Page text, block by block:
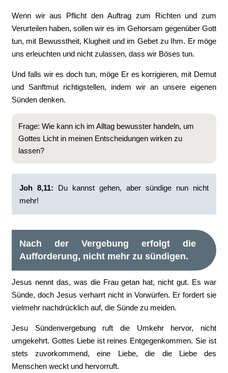
Wenn wir aus Pflicht den Auftrag zum Richten und zum
Verurteilen haben, sollen wir es im Gehorsam gegenüber Gott
tun, mit Bewusstheit, Klugheit und im Gebet zu Ihm. Er möge
uns erleuchten und nicht zulassen, dass wir Böses tun.
Und falls wir es doch tun, möge Er es korrigieren, mit Demut
und Sanftmut richtigstellen, indem wir an unsere eigenen
Sünden denken.
Frage: Wie kann ich im Alltag bewusster handeln, um
Gottes Licht in meinen Entscheidungen wirken zu
lassen?
Joh 8,11: Du kannst gehen, aber sündige nun nicht
mehr!
Nach der Vergebung erfolgt die
Aufforderung, nicht mehr zu sündigen.
Jesus nennt das, was die Frau getan hat, nicht gut. Es war
Sünde, doch Jesus verharrt nicht in Vorwürfen. Er fordert sie
vielmehr nachdrücklich auf, die Sünde zu meiden.
Jesu Sündenvergebung ruft die Umkehr hervor, nicht
umgekehrt. Gottes Liebe ist reines Entgegenkommen. Sie ist
stets zuvorkommend, eine Liebe, die die Liebe des
Menschen weckt und hervorruft.